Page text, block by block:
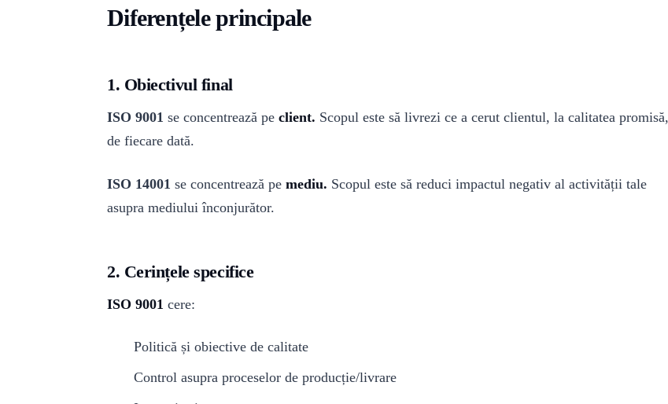
Diferențele principale
1. Obiectivul final
ISO 9001 se concentrează pe client. Scopul este să livrezi ce a cerut clientul, la calitatea promisă,
de fiecare dată.
ISO 14001 se concentrează pe mediu. Scopul este să reduci impactul negativ al activității tale
asupra mediului înconjurător.
2. Cerințele specifice
ISO 9001 cere:
Politică și obiective de calitate
Control asupra proceselor de producție/livrare